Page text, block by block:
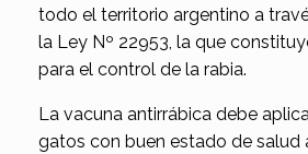
todo el territorio argentino a
la Ley Nº 22953, la que
para el control de la rabia.
La vacuna antirrábica debe
gatos con buen estado de salud